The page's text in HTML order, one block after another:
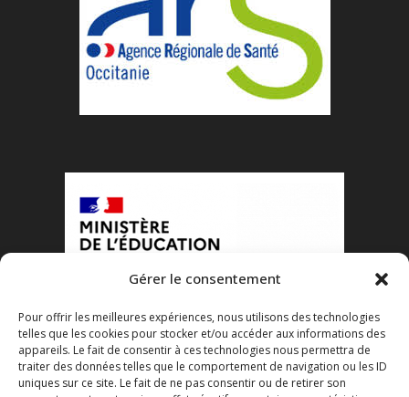
Gérer le consentement
Pour offrir les meilleures expériences, nous utilisons des technologies
telles que les cookies pour stocker et/ou accéder aux informations des
appareils. Le fait de consentir à ces technologies nous permettra de
traiter des données telles que le comportement de navigation ou les ID
uniques sur ce site. Le fait de ne pas consentir ou de retirer son